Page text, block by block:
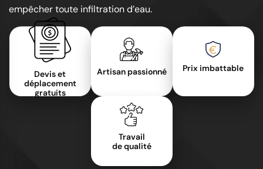
empêcher toute infiltration d’eau.
Devis et
déplacement
gratuits
Artisan passionné Prix imbattable
Travail
de qualité